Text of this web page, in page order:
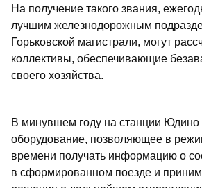
На получение такого звания,
лучшим железнодорожным
Горьковской магистрали, могут
коллективы, обеспечивающие
своего хозяйства.
В минувшем году на станции Юдино
оборудование, позволяющее в
времени получать информацию о
в сформированном поезде и